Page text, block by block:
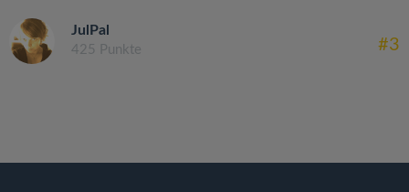
JulPal
425 Punkte #3